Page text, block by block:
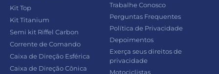
Kit Top
Kit Titanium
Semi kit Riffel Carbon
Corrente de Comando
Caixa de Direção Esférica
Caixa de Direção Cônica
Trabalhe Conosco
Perguntas Frequentes
Política de Privacidade
Depoimentos
Exerça seus direitos de
privacidade
Motociclistas